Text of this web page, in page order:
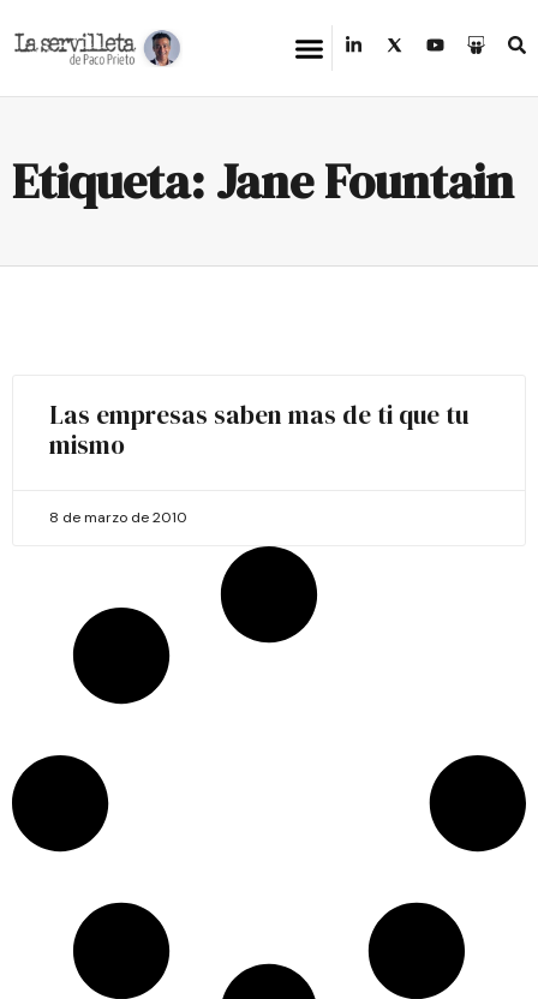
Etiqueta: Jane Fountain
Las empresas saben mas de ti que tu
mismo
8 de marzo de 2010